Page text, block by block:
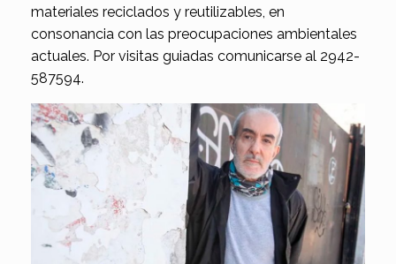
materiales reciclados y reutilizables, en
consonancia con las preocupaciones ambientales
actuales. Por visitas guiadas comunicarse al 2942-
587594.